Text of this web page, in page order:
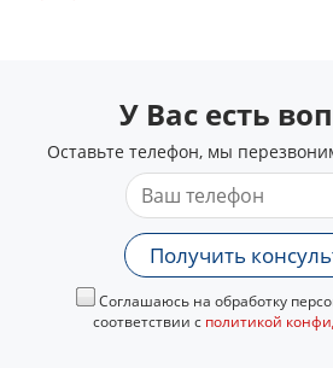
У Вас есть
Оставьте телефон, мы
Получить
Соглашаюсь на обработку
соответствии с политикой